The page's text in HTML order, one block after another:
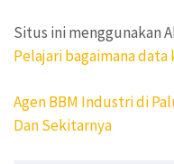
Situs ini menggunakan
Pelajari bagaimana
Navigasi
pos
Agen BBM Industri di
Dan Sekitarnya